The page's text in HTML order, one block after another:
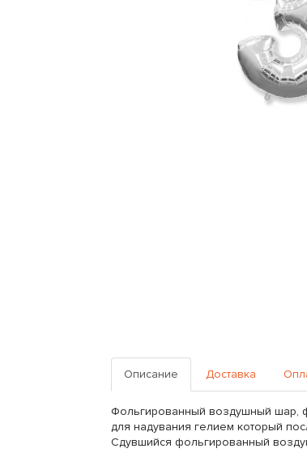
Описание Доставка
Фольгированный воздушный шар,
для надувания гелием который
Сдувшийся фольгированный